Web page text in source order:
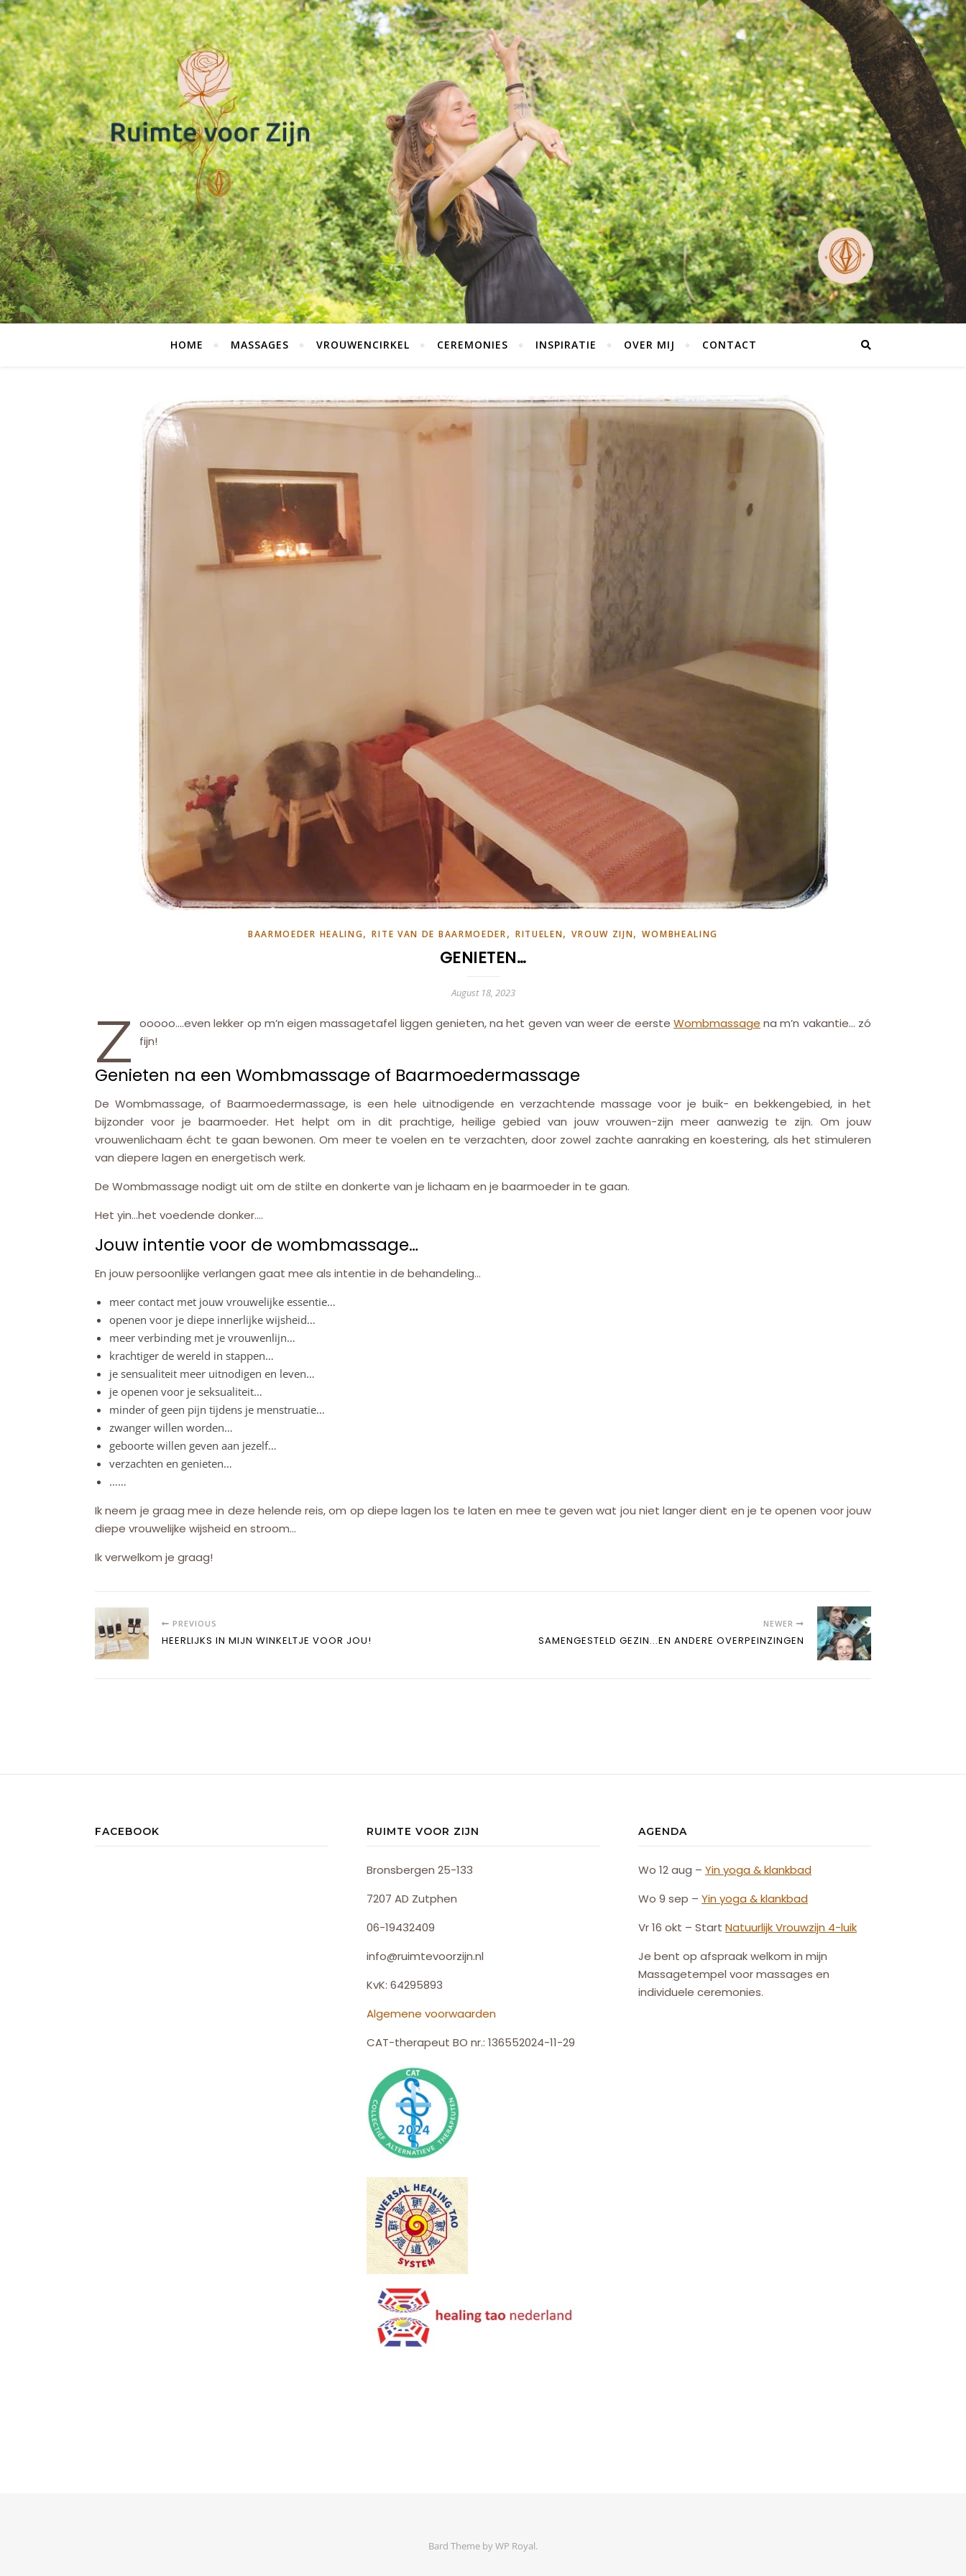
HOME MASSAGES VROUWENCIRKEL CEREMONIES INSPIRATIE OVER MIJ CONTACT
BAARMOEDER HEALING,RITE VAN DE BAARMOEDER, RITUELEN,VROUW ZIJN,WOMBHEALING
GENIETEN…
August 18, 2023
Z ooooo….even lekker op m’n eigen massagetafel liggen genieten, na het geven van weer de eerste Wombmassage na m’n vakantie… zó
fijn!
Genieten na een Wombmassage of Baarmoedermassage
De Wombmassage, of Baarmoedermassage, is een hele uitnodigende en verzachtende massage voor je buik- en bekkengebied, in het
bijzonder voor je baarmoeder. Het helpt om in dit prachtige, heilige gebied van jouw vrouwen-zijn meer aanwezig te zijn. Om jouw
vrouwenlichaam écht te gaan bewonen. Om meer te voelen en te verzachten, door zowel zachte aanraking en koestering, als het stimuleren
van diepere lagen en energetisch werk.
De Wombmassage nodigt uit om de stilte en donkerte van je lichaam en je baarmoeder in te gaan.
Het yin…het voedende donker….
Jouw intentie voor de wombmassage…
En jouw persoonlijke verlangen gaat mee als intentie in de behandeling…
meer contact met jouw vrouwelijke essentie…
openen voor je diepe innerlijke wijsheid…
meer verbinding met je vrouwenlijn…
krachtiger de wereld in stappen…
je sensualiteit meer uitnodigen en leven…
je openen voor je seksualiteit…
minder of geen pijn tijdens je menstruatie…
zwanger willen worden…
geboorte willen geven aan jezelf…
verzachten en genieten…
……
Ik neem je graag mee in deze helende reis, om op diepe lagen los te laten en mee te geven wat jou niet langer dient en je te openen voor jouw
diepe vrouwelijke wijsheid en stroom…
Ik verwelkom je graag!
PREVIOUS
HEERLIJKS IN MIJN WINKELTJE VOOR JOU!
NEWER
SAMENGESTELD GEZIN...EN ANDERE OVERPEINZINGEN
FACEBOOK RUIMTE VOOR ZIJN
Bronsbergen 25-133
7207 AD Zutphen
06-19432409
info@ruimtevoorzijn.nl
KvK: 64295893
Algemene voorwaarden
CAT-therapeut BO nr.: 136552024-11-29
AGENDA
Wo 12 aug – Yin yoga & klankbad
Wo 9 sep – Yin yoga & klankbad
Vr 16 okt – Start NatuurlijkVrouwzijn 4-luik
Je bent op afspraak welkom in mijn
Massagetempel voor massages en
individuele ceremonies.
Bard Theme byWP Royal.